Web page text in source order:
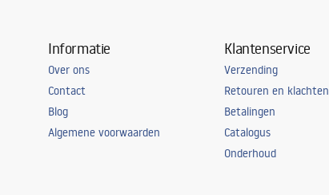
Informatie
Over ons
Contact
Blog
Algemene voorwaarden
Klantenservice
Verzending
Retouren en klachten
Betalingen
Catalogus
Onderhoud